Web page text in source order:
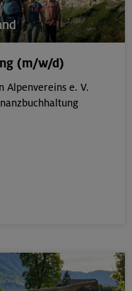
(m/w/d)
Alpenvereins e. V.